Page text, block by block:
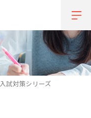
試対策シリーズ